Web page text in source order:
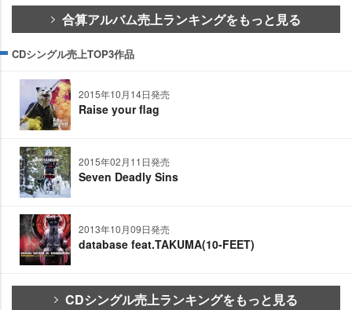
合算アルバム売上ランキングをもっと見る
CDシングル売上TOP3作品
2015年10月14日発売
Raise your flag
2015年02月11日発売
Seven Deadly Sins
2013年10月09日発売
database feat.TAKUMA(10-FEET)
CDシングル売上ランキングをもっと見る